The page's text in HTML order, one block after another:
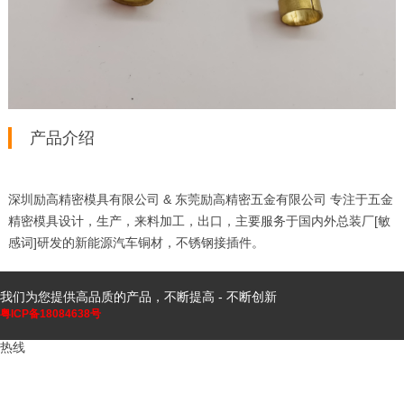
产品介绍
深圳励高精密模具有限公司 & 东莞励高精密五金有限公司 专注于五金
精密模具设计，生产，来料加工，出口，主要服务于国内外总装厂[敏
感词]研发的新能源汽车铜材，不锈钢接插件。
我们为您提供高品质的产品，不断提高 - 不断创新
粤ICP备18084638号
热线